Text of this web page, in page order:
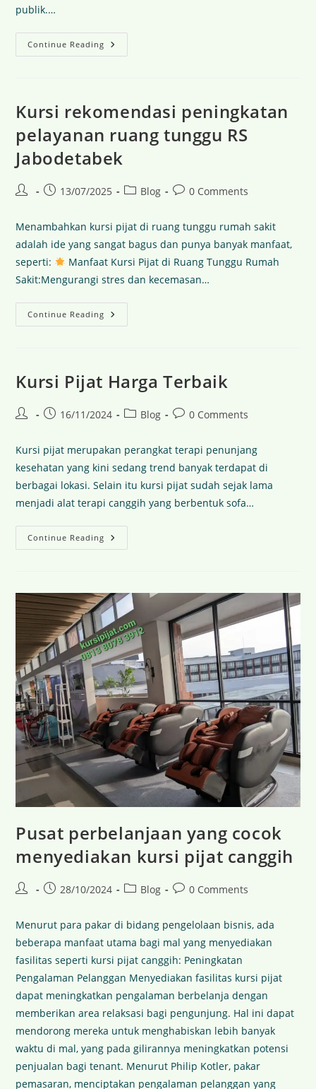
publik.…
Continue Reading
Kursi rekomendasi peningkatan
pelayanan ruang tunggu RS
Jabodetabek
13/07/2025 Blog 0 Comments
Menambahkan kursi pijat di ruang tunggu rumah sakit
adalah ide yang sangat bagus dan punya banyak manfaat,
seperti:
Manfaat Kursi Pijat di Ruang Tunggu Rumah
Sakit:Mengurangi stres dan kecemasan…
Continue Reading
Kursi Pijat Harga Terbaik
16/11/2024 Blog 0 Comments
Kursi pijat merupakan perangkat terapi penunjang
kesehatan yang kini sedang trend banyak terdapat di
berbagai lokasi. Selain itu kursi pijat sudah sejak lama
menjadi alat terapi canggih yang berbentuk sofa…
Continue Reading
Pusat perbelanjaan yang cocok
menyediakan kursi pijat canggih
28/10/2024 Blog 0 Comments
Menurut para pakar di bidang pengelolaan bisnis, ada
beberapa manfaat utama bagi mal yang menyediakan
fasilitas seperti kursi pijat canggih: Peningkatan
Pengalaman Pelanggan Menyediakan fasilitas kursi pijat
dapat meningkatkan pengalaman berbelanja dengan
memberikan area relaksasi bagi pengunjung. Hal ini dapat
mendorong mereka untuk menghabiskan lebih banyak
waktu di mal, yang pada gilirannya meningkatkan potensi
penjualan bagi tenant. Menurut Philip Kotler, pakar
pemasaran, menciptakan pengalaman pelanggan yang